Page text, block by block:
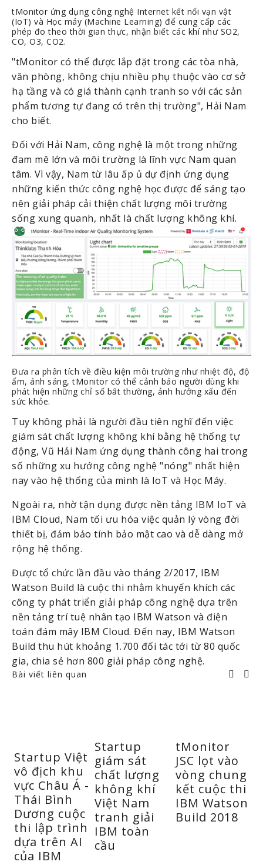
tMonitor ứng dụng công nghệ Internet kết nối vạn vật
(IoT) và Học máy (Machine Learning) để cung cấp các
phép đo theo thời gian thực, nhận biết các khí như SO2,
CO, O3, CO2.
"tMonitor có thể được lắp đặt trong các tòa nhà,
văn phòng, không chịu nhiều phụ thuộc vào cơ sở
hạ tầng và có giá thành cạnh tranh so với các sản
phẩm tương tự đang có trên thị trường", Hải Nam
cho biết.
Đối với Hải Nam, công nghệ là một trong những
đam mê lớn và môi trường là lĩnh vực Nam quan
tâm. Vì vậy, Nam từ lâu ấp ủ dự định ứng dụng
những kiến thức công nghệ học được để sáng tạo
nên giải pháp cải thiện chất lượng môi trường
sống xung quanh, nhất là chất lượng không khí.
Đưa ra phân tích về điều kiện môi trường như nhiệt độ, độ
ẩm, ánh sáng, tMonitor có thể cảnh báo người dùng khi
phát hiện những chỉ số bất thường, ảnh hưởng xấu đến
sức khỏe.
Tuy không phải là người đầu tiên nghĩ đến việc
giám sát chất lượng không khí bằng hệ thống tự
động, Vũ Hải Nam ứng dụng thành công hai trong
số những xu hướng công nghệ "nóng" nhất hiện
nay vào hệ thống của mình là IoT và Học Máy.
Ngoài ra, nhờ tận dụng được nền tảng IBM IoT và
IBM Cloud, Nam tối ưu hóa việc quản lý vòng đời
thiết bị, đảm bảo tính bảo mật cao và dễ dàng mở
rộng hệ thống.
Được tổ chức lần đầu vào tháng 2/2017, IBM
Watson Build là cuộc thi nhằm khuyến khích các
công ty phát triển giải pháp công nghệ dựa trên
nền tảng trí tuệ nhân tạo IBM Watson và điện
toán đám mây IBM Cloud. Đến nay, IBM Watson
Build thu hút khoảng 1.700 đối tác tới từ 80 quốc
gia, chia sẻ hơn 800 giải pháp công nghệ.
Bài viết liên quan
Startup Việt
vô địch khu
vực Châu Á -
Thái Bình
Dương cuộc
thi lập trình
dựa trên AI
của IBM
Startup
giám sát
chất lượng
không khí
Việt Nam
tranh giải
IBM toàn
cầu
tMonitor
JSC lọt vào
vòng chung
kết cuộc thi
IBM Watson
Build 2018